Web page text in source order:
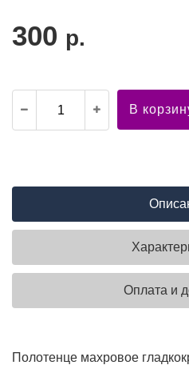
300 р.
В
Оплата и
Полотенце махровое